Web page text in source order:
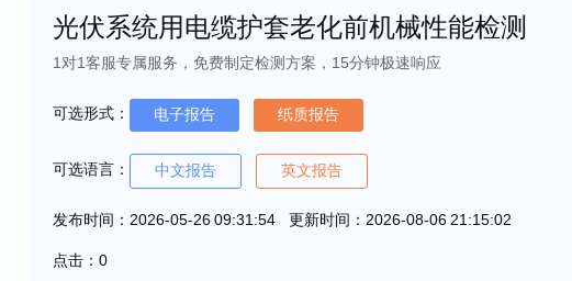
光伏系统用电缆护套老化前机械性能检测
1对1客服专属服务，免费制定检测方案，15分钟极速响应
可选形式： 电子报告 纸质报告
可选语言： 中文报告 英文报告
发布时间：2026-05-26 09:31:54 更新时间：2026-08-06 21:15:02
点击：0